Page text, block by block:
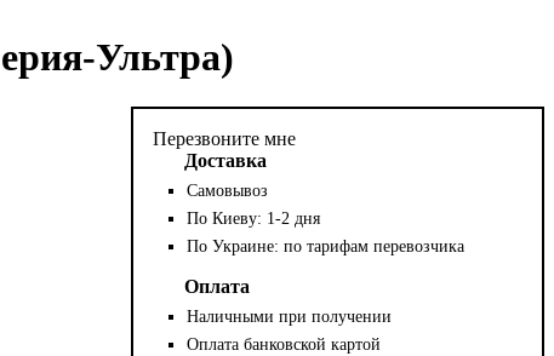
Ультра)
Перезвоните мне
Доставка
Самовывоз
По Киеву: 1-2 дня
По Украине: по тарифам перевозчика
Оплата
Наличными при получении
Оплата банковской картой